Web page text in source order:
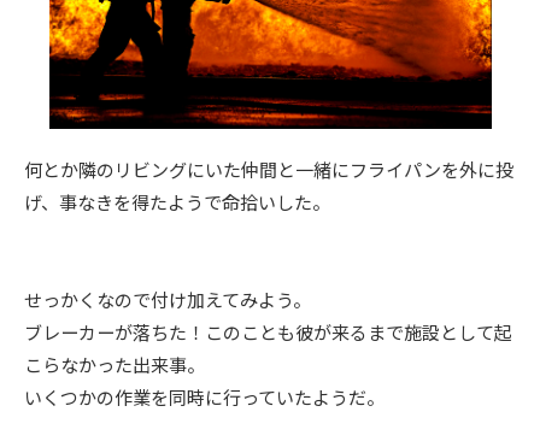
何とか隣のリビングにいた仲間と一緒にフライパンを外に投
げ、事なきを得たようで命拾いした。
せっかくなので付け加えてみよう。
ブレーカーが落ちた！このことも彼が来るまで施設として起
こらなかった出来事。
いくつかの作業を同時に行っていたようだ。